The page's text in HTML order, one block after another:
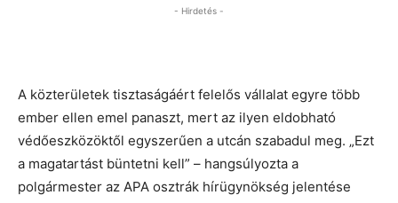
- Hirdetés -
A közterületek tisztaságáért felelős vállalat egyre több
ember ellen emel panaszt, mert az ilyen eldobható
védőeszközöktől egyszerűen a utcán szabadul meg. „Ezt
a magatartást büntetni kell” – hangsúlyozta a
polgármester az APA osztrák hírügynökség jelentése